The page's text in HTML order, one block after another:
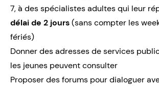
7, à des spécialistes adultes qui leur
délai de 2 jours(sans compter les
fériés)
Donner des adresses de services
les jeunes peuvent consulter
Proposer des forums pour dialoguer